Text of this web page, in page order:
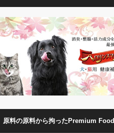
原料の原料から拘ったPremium Food